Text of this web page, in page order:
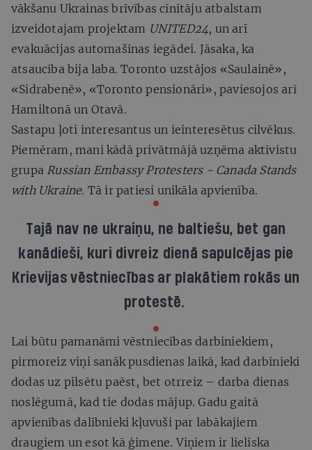
vākšanu Ukrainas brīvības cīnītāju atbalstam
izveidotajam projektam UNITED24, un arī
evakuācijas automašīnas iegādei. Jāsaka, ka
atsaucība bija laba. Toronto uzstājos «Saulainē»,
«Sidrabenē», «Toronto pensionāri», paviesojos arī
Hamiltonā un Otavā.
Sastapu ļoti interesantus un ieinteresētus cilvēkus.
Piemēram, mani kādā privātmājā uzņēma aktīvistu
grupa Russian Embassy Protesters - Canada Stands
with Ukraine. Tā ir patiesi unikāla apvienība.
Tajā nav ne ukraiņu, ne baltiešu, bet gan
kanādieši, kuri divreiz dienā sapulcējas pie
Krievijas vēstniecības ar plakātiem rokās un
protestē.
Lai būtu pamanāmi vēstniecības darbiniekiem,
pirmoreiz viņi sanāk pusdienas laikā, kad darbinieki
dodas uz pilsētu paēst, bet otrreiz – darba dienas
noslēgumā, kad tie dodas mājup. Gadu gaitā
apvienības dalībnieki kļuvuši par labākajiem
draugiem un esot kā ģimene. Viņiem ir lieliska